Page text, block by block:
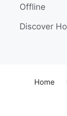
Offline
Discover
Home